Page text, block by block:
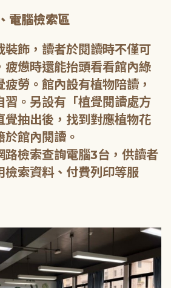
電腦檢索區
裝飾，讀者於閱讀時不僅可
疲憊時還能抬頭看看館內綠
勞。館內設有植物陪讀，
習。另設有「植覺閱讀處方
覺抽出後，找到對應植物花
館內閱讀。
路檢索查詢電腦3台，供讀者
檢索資料、付費列印等服